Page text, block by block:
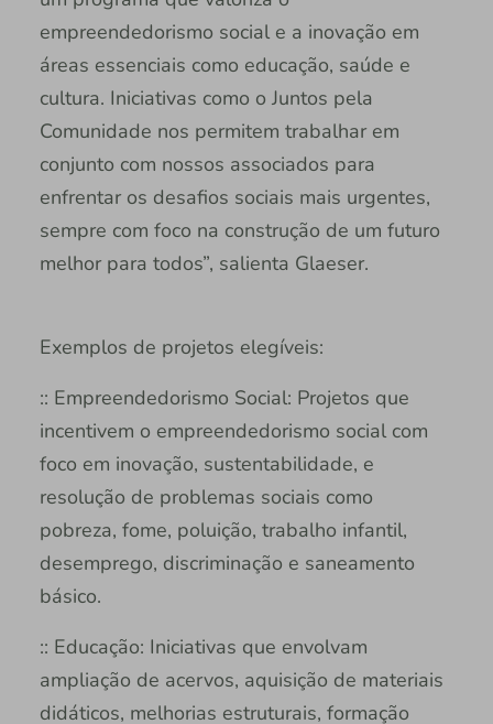
empreendedorismo social e a inovação em
áreas essenciais como educação, saúde e
cultura. Iniciativas como o Juntos pela
Comunidade nos permitem trabalhar em
conjunto com nossos associados para
enfrentar os desafios sociais mais urgentes,
sempre com foco na construção de um futuro
melhor para todos”, salienta Glaeser.
Exemplos de projetos elegíveis:
:: Empreendedorismo Social: Projetos que
incentivem o empreendedorismo social com
foco em inovação, sustentabilidade, e
resolução de problemas sociais como
pobreza, fome, poluição, trabalho infantil,
desemprego, discriminação e saneamento
básico.
:: Educação: Iniciativas que envolvam
ampliação de acervos, aquisição de materiais
didáticos, melhorias estruturais, formação